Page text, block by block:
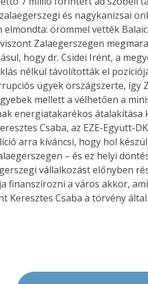
és nagykanizsai
örömmel vették
Zalaegerszegen
hogy dr. Csidei Irént, a
nélkül távolították el
ügyek országszerte,
mellett a vélhetően a
energiatakarékos
Csaba, az EZE-
arra kíváncsi, hogy hol
– és ez helyi
vállalkozást előnyben
finanszírozni a város akkor,
Keresztes Csaba a törvény